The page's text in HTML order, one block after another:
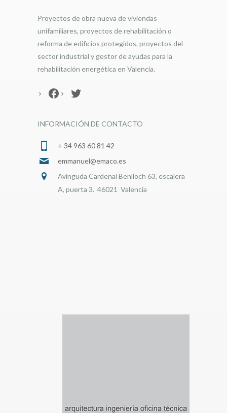
Proyectos de obra nueva de viviendas
unifamiliares, proyectos de rehabilitación o
reforma de edificios protegidos, proyectos del
sector industrial y gestor de ayudas para la
rehabilitación energética en Valencia.
Facebook
Twitter
INFORMACIÓN DE CONTACTO
+ 34 963 60 81 42
emmanuel@emaco.es
Avinguda Cardenal Benlloch 63, escalera
A, puerta 3. 46021 Valencia